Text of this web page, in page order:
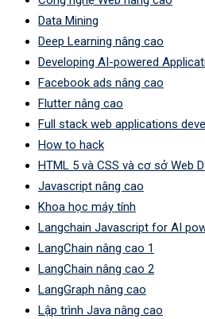
Data Mining
Deep Learning nâng cao
Developing AI-powered
Facebook ads nâng cao
Flutter nâng cao
Full stack web applications
How to hack
HTML 5 và CSS và cơ sở Web
Javascript nâng cao
Khoa học máy tính
Langchain Javascript for AI
LangChain nâng cao 1
LangChain nâng cao 2
LangGraph nâng cao
Lập trình Java nâng cao